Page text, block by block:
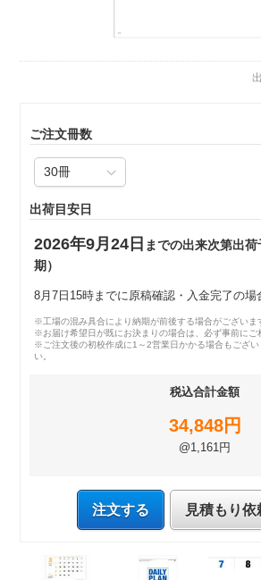
ご注文冊数
出荷目安日
2026年9月24日 までの出来次第出
期）
8月7日15時までに原稿確認・入金完了の場
※工場の混み具合により納期が前後する場合がございま
※お届け希望日が既にお決まりの場合は、必ず事前にご
※ご注文後の初校作成に1～2営業日かかる場合もござい
い。
税込合計金額
34,848円
@1,161円
注文する 見積もり依